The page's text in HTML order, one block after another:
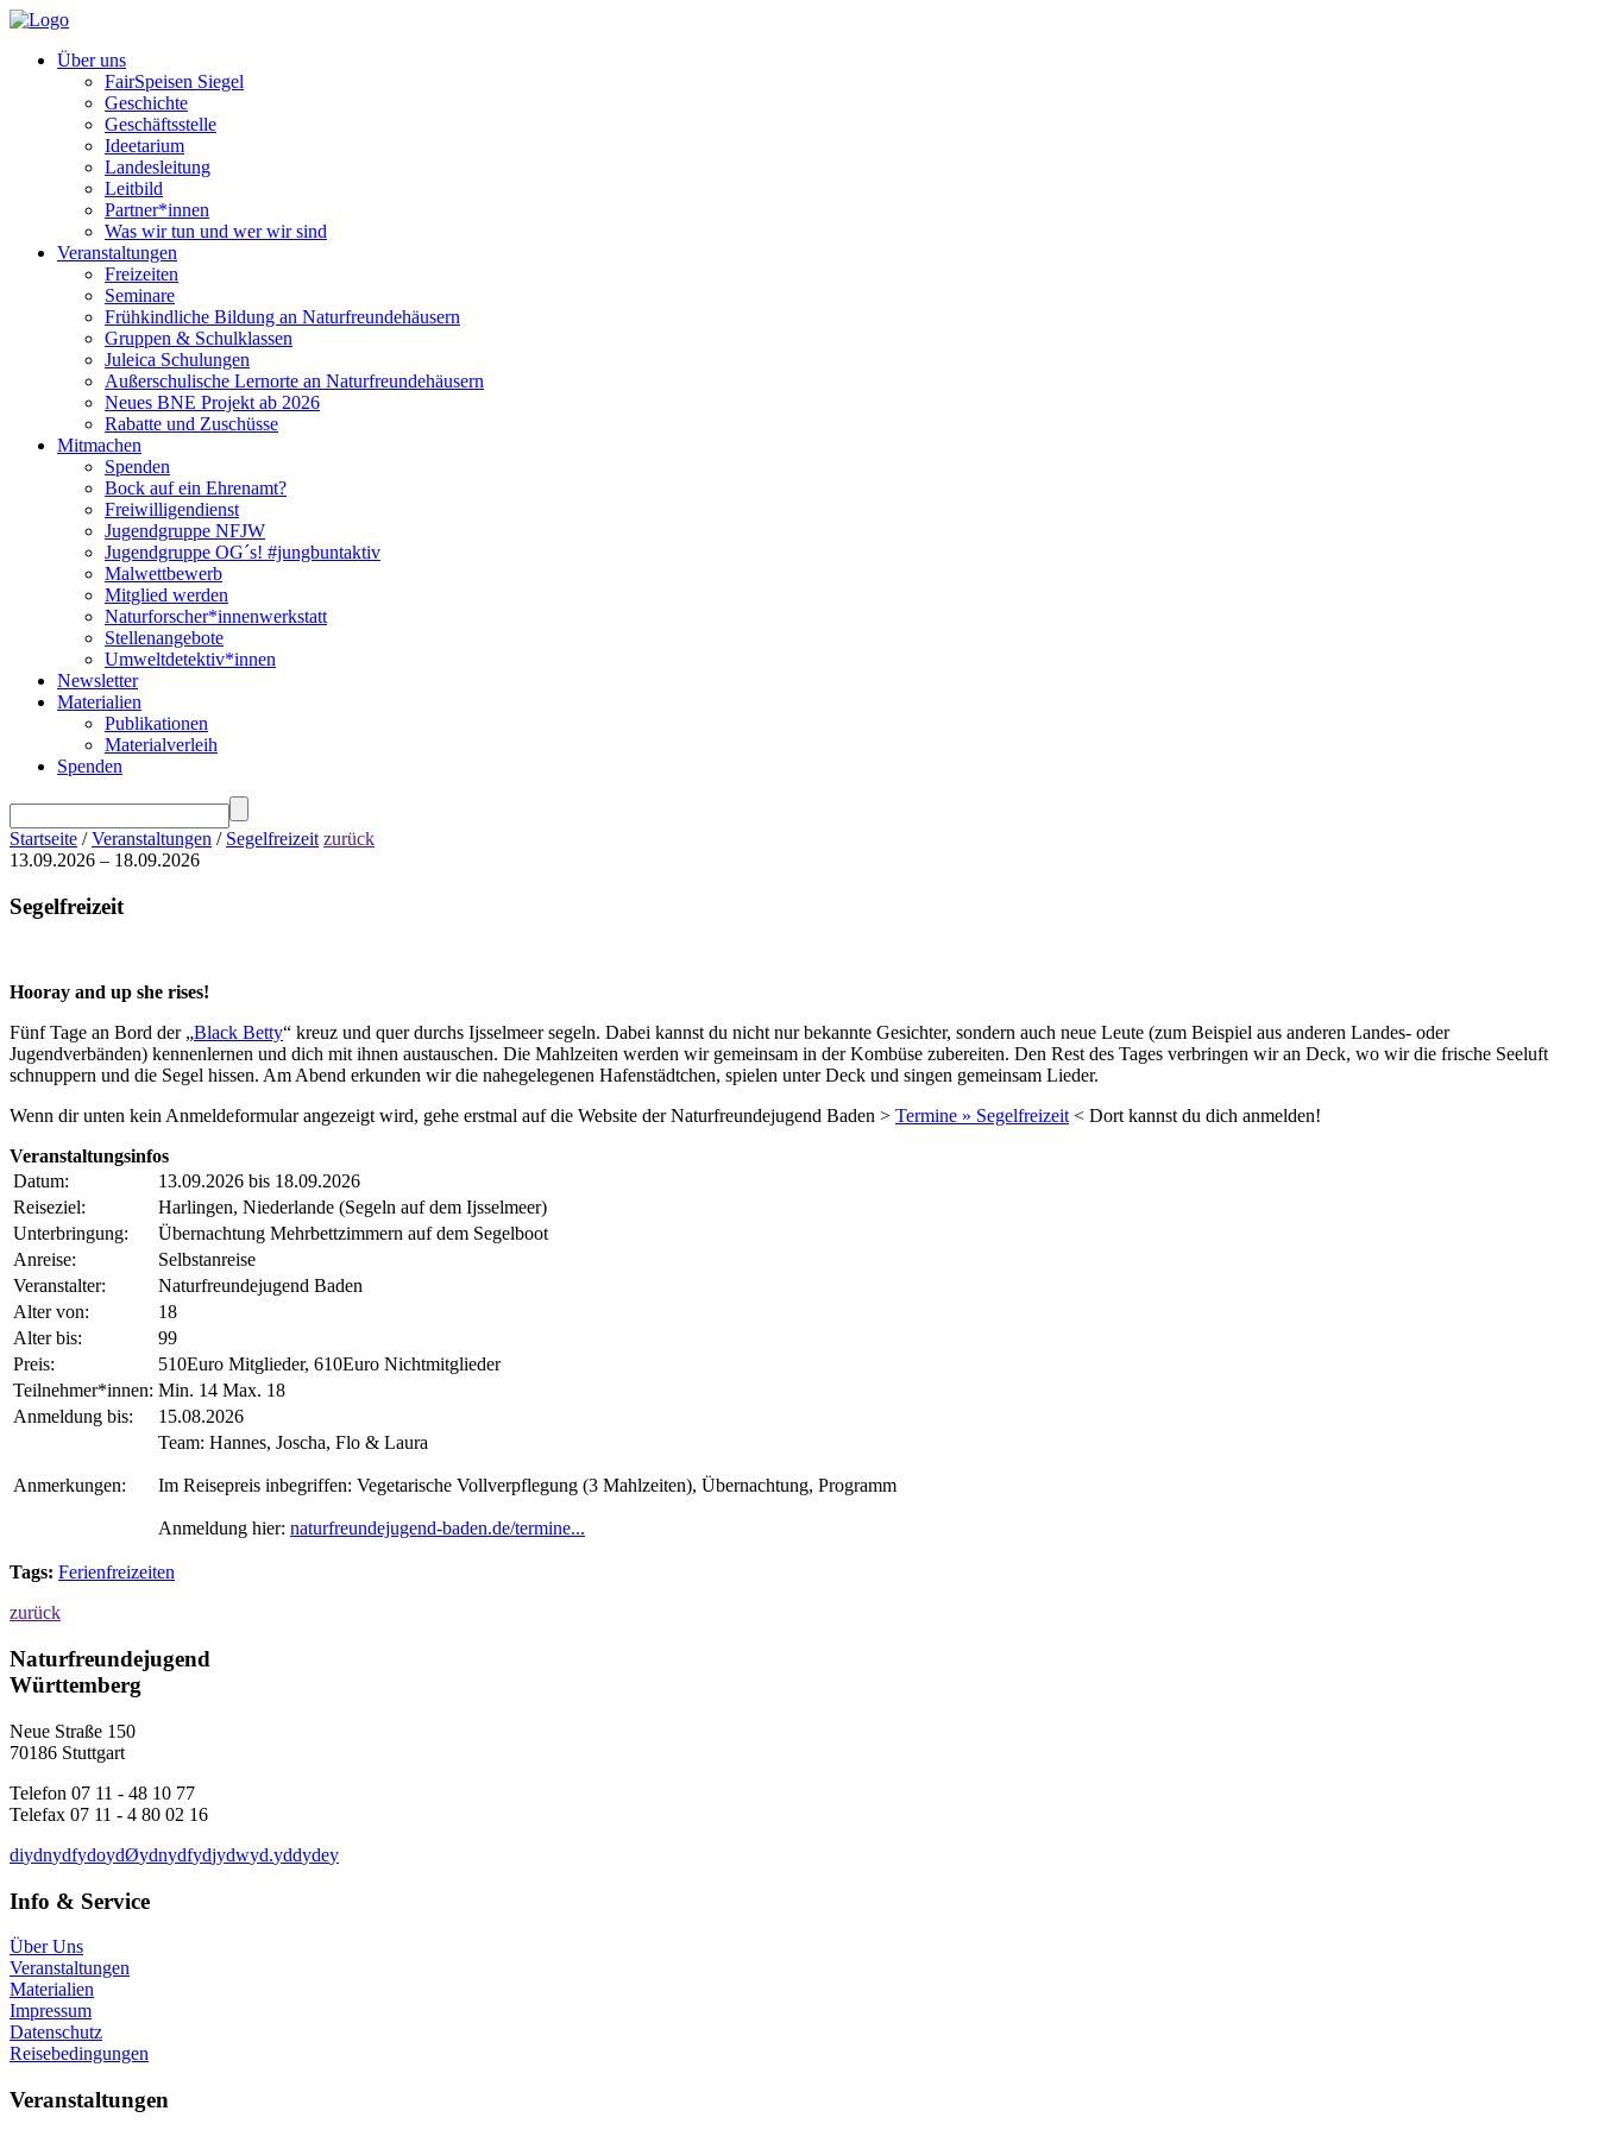
Über uns
FairSpeisen Siegel
Geschichte
Geschäftsstelle
Ideetarium
Landesleitung
Leitbild
Partner*innen
Was wir tun und wer wir sind
Veranstaltungen
Freizeiten
Seminare
Frühkindliche Bildung an Naturfreundehäusern
Gruppen & Schulklassen
Juleica Schulungen
Außerschulische Lernorte an Naturfreundehäusern
Neues BNE Projekt ab 2026
Rabatte und Zuschüsse
Mitmachen
Spenden
Bock auf ein Ehrenamt?
Freiwilligendienst
Jugendgruppe NFJW
Jugendgruppe OG´s! #jungbuntaktiv
Malwettbewerb
Mitglied werden
Naturforscher*innenwerkstatt
Stellenangebote
Umweltdetektiv*innen
Newsletter
Materialien
Publikationen
Materialverleih
Spenden
Startseite /Veranstaltungen / Segelfreizeit zurück
13.09.2026 – 18.09.2026
Segelfreizeit
Hooray and up she rises!
Fünf Tage an Bord der „Black Betty“ kreuz und quer durchs Ijsselmeer segeln. Dabei kannst du nicht nur bekannte Gesichter, sondern auch neue Leute (zum Beispiel aus anderen Landes- oder
Jugendverbänden) kennenlernen und dich mit ihnen austauschen. Die Mahlzeiten werden wir gemeinsam in der Kombüse zubereiten. Den Rest des Tages verbringen wir an Deck, wo wir die frische Seeluft
schnuppern und die Segel hissen. Am Abend erkunden wir die nahegelegenen Hafenstädtchen, spielen unter Deck und singen gemeinsam Lieder.
Wenn dir unten kein Anmeldeformular angezeigt wird, gehe erstmal auf die Website der Naturfreundejugend Baden > Termine » Segelfreizeit< Dort kannst du dich anmelden!
Veranstaltungsinfos
Datum:
13.09.2026 bis 18.09.2026
Reiseziel:
Harlingen, Niederlande (Segeln auf dem Ijsselmeer)
Unterbringung:
Übernachtung Mehrbettzimmern auf dem Segelboot
Anreise:
Selbstanreise
Veranstalter:
Naturfreundejugend Baden
Alter von:
18
Alter bis:
99
Preis:
510Euro Mitglieder, 610Euro Nichtmitglieder
Teilnehmer*innen: Min. 14 Max. 18
Anmeldung bis:
15.08.2026
Anmerkungen:
Team: Hannes, Joscha, Flo & Laura
Im Reisepreis inbegriffen: Vegetarische Vollverpflegung (3 Mahlzeiten), Übernachtung, Programm
Anmeldung hier: naturfreundejugend-baden.de/termine...
Tags: Ferienfreizeiten
zurück
Naturfreundejugend
Württemberg
Neue Straße 150
70186 Stuttgart
Telefon 07 11 - 48 10 77
Telefax 07 11 - 4 80 02 16
diydnydfydoydØydnydfydjydwyd.yddydey
Info & Service
Über Uns
Veranstaltungen
Materialien
Impressum
Datenschutz
Reisebedingungen
Veranstaltungen